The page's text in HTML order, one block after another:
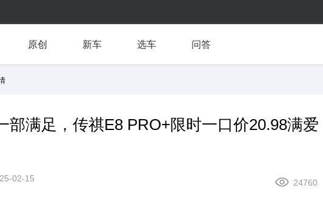
原创 新车 选车 问答
部满足，传祺E8 PRO+限时一口价20.98满爱
02-15 24760